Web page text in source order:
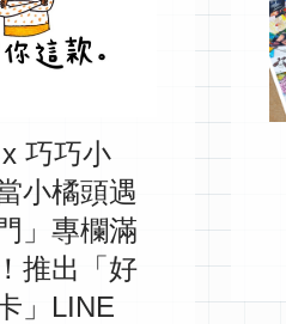
巧巧小
小橘頭遇
」專欄滿
推出「好
」LINE